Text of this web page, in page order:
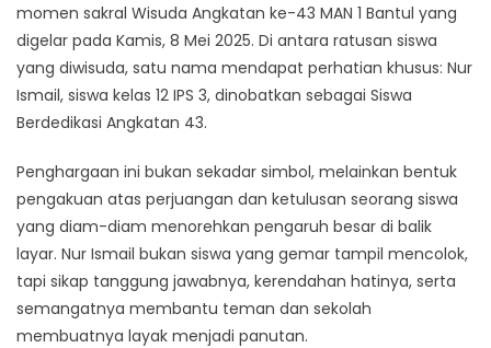
momen sakral Wisuda Angkatan ke-43 MAN 1 Bantul yang
digelar pada Kamis, 8 Mei 2025. Di antara ratusan siswa
yang diwisuda, satu nama mendapat perhatian khusus: Nur
Ismail, siswa kelas 12 IPS 3, dinobatkan sebagai Siswa
Berdedikasi Angkatan 43.
Penghargaan ini bukan sekadar simbol, melainkan bentuk
pengakuan atas perjuangan dan ketulusan seorang siswa
yang diam-diam menorehkan pengaruh besar di balik
layar. Nur Ismail bukan siswa yang gemar tampil mencolok,
tapi sikap tanggung jawabnya, kerendahan hatinya, serta
semangatnya membantu teman dan sekolah
membuatnya layak menjadi panutan.